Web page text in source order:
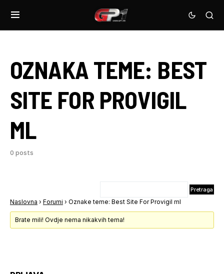
OZNAKA TEME: BEST
SITE FOR PROVIGIL
ML
0 posts
Naslovna › Forumi › Oznake teme: Best Site For Provigil ml
Brate mili! Ovdje nema nikakvih tema!